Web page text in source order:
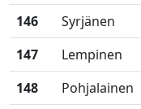
146
Syrjänen
147
Lempinen
148
Pohjalainen